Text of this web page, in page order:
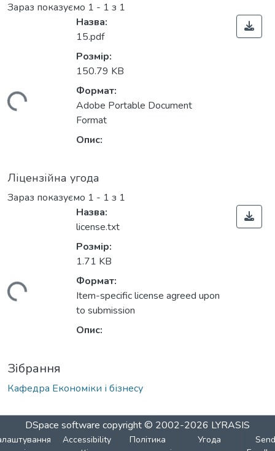
Зараз показуємо 1 - 1 з 1
Назва:
15.pdf
Розмір:
150.79 KB
Формат:
Adobe Portable Document
Format
Опис:
Ліцензійна угода
Зараз показуємо 1 - 1 з 1
Назва:
license.txt
Розмір:
1.71 KB
Формат:
Item-specific license agreed upon
to submission
Опис:
Зібрання
Кафедра Економіки і бізнесу
DSpace software copyright © 2002-2026 LYRASIS
Accessibility
Політика
Угода
Send